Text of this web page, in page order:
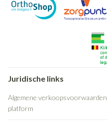
Juridische links
Algemene verkoopsvoorwaarden
platform